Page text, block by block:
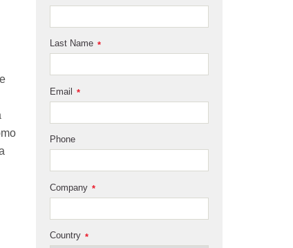
*
Last Name
*
Email
Phone
*
Company
*
Country